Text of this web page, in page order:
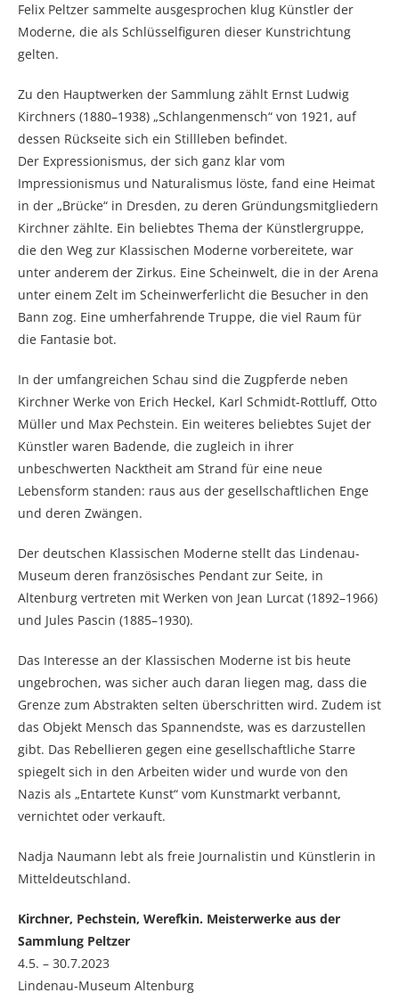
Felix Peltzer sammelte ausgesprochen klug Künstler der
Moderne, die als Schlüsselfiguren dieser Kunstrichtung
gelten.
Zu den Hauptwerken der Sammlung zählt Ernst Ludwig
Kirchners (1880–1938) „Schlangenmensch“ von 1921, auf
dessen Rückseite sich ein Stillleben befindet.
Der Expressionismus, der sich ganz klar vom
Impressionismus und Naturalismus löste, fand eine Heimat
in der „Brücke“ in Dresden, zu deren Gründungsmitgliedern
Kirchner zählte. Ein beliebtes Thema der Künstlergruppe,
die den Weg zur Klassischen Moderne vorbereitete, war
unter anderem der Zirkus. Eine Scheinwelt, die in der Arena
unter einem Zelt im Scheinwerferlicht die Besucher in den
Bann zog. Eine umherfahrende Truppe, die viel Raum für
die Fantasie bot.
In der umfangreichen Schau sind die Zugpferde neben
Kirchner Werke von Erich Heckel, Karl Schmidt-Rottluff, Otto
Müller und Max Pechstein. Ein weiteres beliebtes Sujet der
Künstler waren Badende, die zugleich in ihrer
unbeschwerten Nacktheit am Strand für eine neue
Lebensform standen: raus aus der gesellschaftlichen Enge
und deren Zwängen.
Der deutschen Klassischen Moderne stellt das Lindenau-
Museum deren französisches Pendant zur Seite, in
Altenburg vertreten mit Werken von Jean Lurcat (1892–1966)
und Jules Pascin (1885–1930).
Das Interesse an der Klassischen Moderne ist bis heute
ungebrochen, was sicher auch daran liegen mag, dass die
Grenze zum Abstrakten selten überschritten wird. Zudem ist
das Objekt Mensch das Spannendste, was es darzustellen
gibt. Das Rebellieren gegen eine gesellschaftliche Starre
spiegelt sich in den Arbeiten wider und wurde von den
Nazis als „Entartete Kunst“ vom Kunstmarkt verbannt,
vernichtet oder verkauft.
Nadja Naumann lebt als freie Journalistin und Künstlerin in
Mitteldeutschland.
Kirchner, Pechstein, Werefkin. Meisterwerke aus der
Sammlung Peltzer
4.5. – 30.7.2023
Lindenau-Museum Altenburg